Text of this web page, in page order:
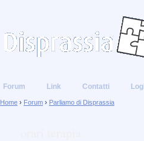
Forum Link Contatti
Home › Forum › Parliamo di Disprassia